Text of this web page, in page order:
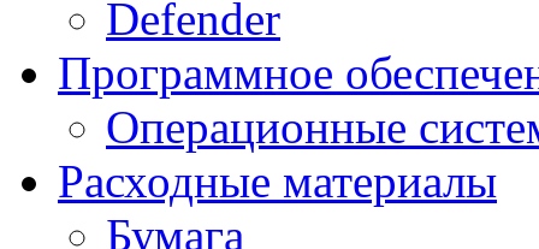
Defender
Программное
Операционные
Расходные материалы
Бумага